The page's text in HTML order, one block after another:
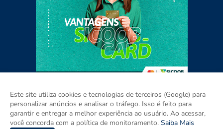
Home Sobre Contato Mídia Kit
Este site utiliza cookies e tecnologias de terceiros (Google) para
personalizar anúncios e analisar o tráfego. Isso é feito para
garantir e entregar a melhor experiência ao usuário. Ao acessar,
você concorda com a política de monitoramento. Saiba Mais